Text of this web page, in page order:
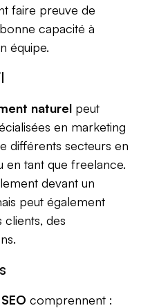
faire preuve de
capacité à
équipe.
naturel peut
en marketing
différents secteurs en
en tant que freelance.
devant un
peut également
clients, des
comprennent :